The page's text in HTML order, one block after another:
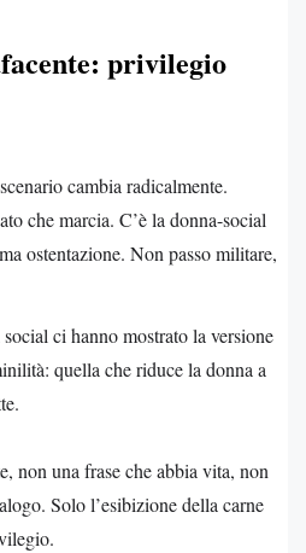
privilegio
cambia radicalmente.
che marcia. C’è la donna-social
ostentazione. Non passo militare,
ci hanno mostrato la versione
quella che riduce la donna a
.
non una frase che abbia vita, non
Solo l’esibizione della carne